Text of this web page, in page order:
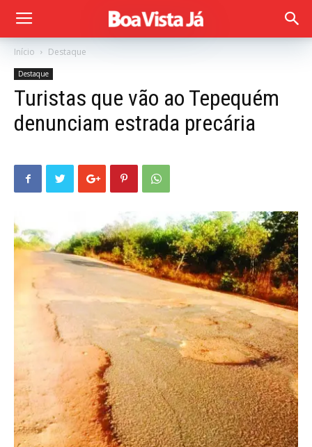
Início Destaque
Destaque
Turistas que vão ao Tepequém
denunciam estrada precária